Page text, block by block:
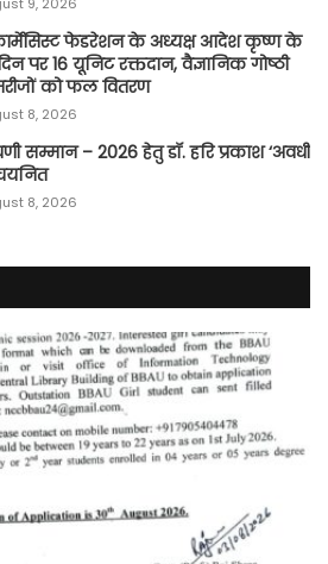
9, 2026
फेडरेशन के अध्यक्ष आदेश कृष्ण के
पर 16 यूनिट रक्तदान, वैज्ञानिक गोष्ठी
को फल वितरण
8, 2026
सम्मान – 2026 हेतु डॉ. हरि प्रकाश ‘अवधी
8, 2026